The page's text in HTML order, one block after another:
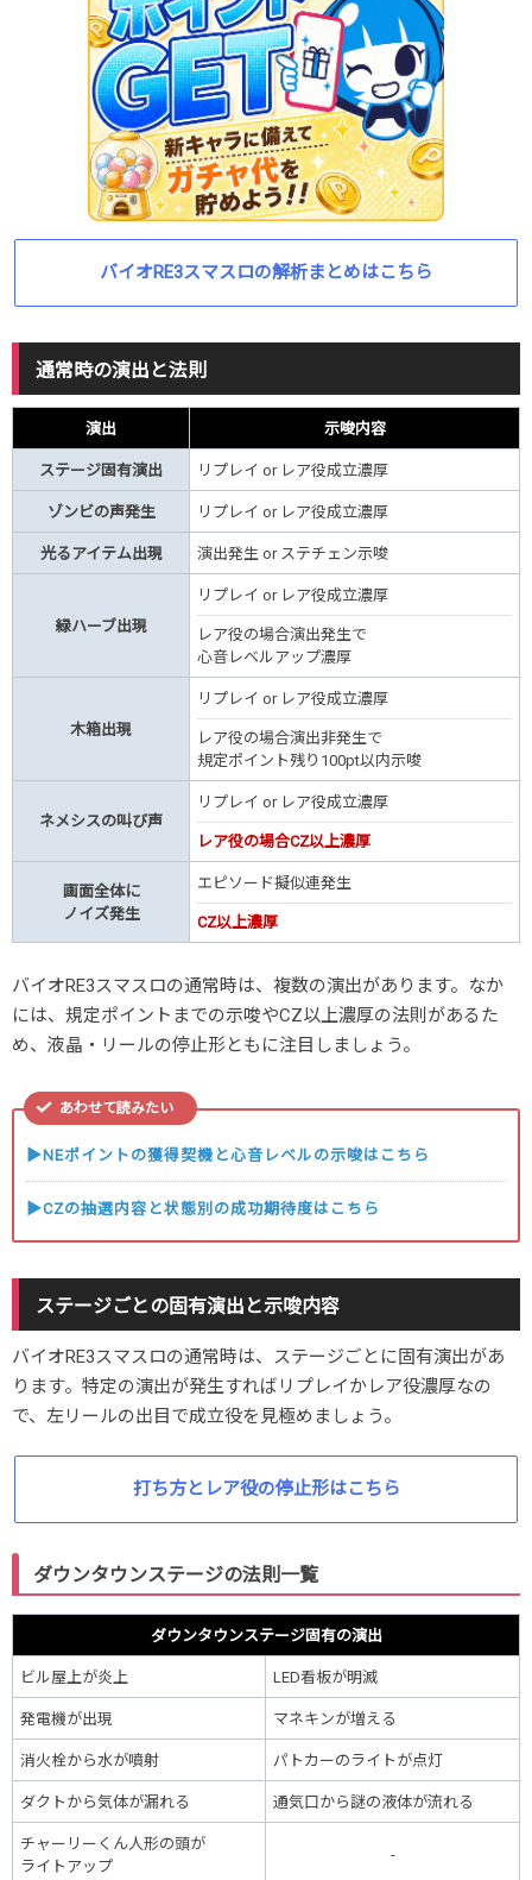
バイオRE3スマスロの解析まとめはこちら
通常時の演出と法則
演出 示唆内容
ステージ固有演出 リプレイ or レア役成立濃厚
ゾンビの声発生 リプレイ or レア役成立濃厚
光るアイテム出現 演出発生 or ステチェン示唆
緑ハーブ出現
リプレイ or レア役成立濃厚
レア役の場合演出発生で
心音レベルアップ濃厚
木箱出現
リプレイ or レア役成立濃厚
レア役の場合演出非発生で
規定ポイント残り100pt以内示唆
ネメシスの叫び声
リプレイ or レア役成立濃厚
レア役の場合CZ以上濃厚
画面全体に
ノイズ発生
エピソード擬似連発生
CZ以上濃厚
バイオRE3スマスロの通常時は、複数の演出があります。なか
には、規定ポイントまでの示唆やCZ以上濃厚の法則があるた
め、液晶・リールの停止形ともに注目しましょう。
あわせて読みたい
▶NEポイントの獲得契機と心音レベルの示唆はこちら
▶CZの抽選内容と状態別の成功期待度はこちら
ステージごとの固有演出と示唆内容
バイオRE3スマスロの通常時は、ステージごとに固有演出があ
ります。特定の演出が発生すればリプレイかレア役濃厚なの
で、左リールの出目で成立役を見極めましょう。
打ち方とレア役の停止形はこちら
ダウンタウンステージの法則一覧
ダウンタウンステージ固有の演出
ビル屋上が炎上 LED看板が明滅
発電機が出現 マネキンが増える
消火栓から水が噴射 パトカーのライトが点灯
ダクトから気体が漏れる 通気口から謎の液体が流れる
チャーリーくん人形の頭が
ライトアップ
-